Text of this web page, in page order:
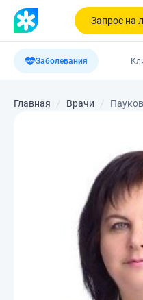
Запрос на
Заболевания
Главная Врачи